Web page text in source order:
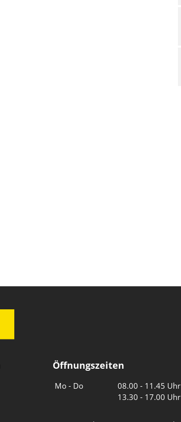
Öffnungszeiten
Mo - Do
08.00 - 11.45 Uhr
13.30 - 17.00 Uhr